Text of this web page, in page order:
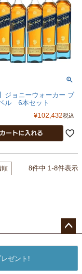
ジョニーウォーカー ブ
ル 6本セット
¥102,432税込
順 8件中 1-8件表示
へ
ゼント!